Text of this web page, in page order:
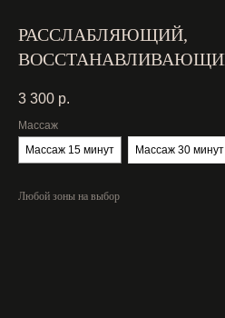
РАССЛАБЛЯЮЩИЙ,
3 300 р.
Массаж
Массаж 15 минут
Массаж 30 минут
Любой зоны на выбор